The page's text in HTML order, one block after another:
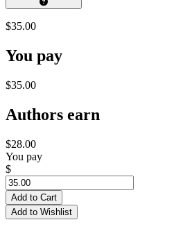
$35.00
You pay
$35.00
Authors earn
$28.00
You pay
$
Add to Cart
Add to Wishlist